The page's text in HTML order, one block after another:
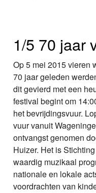
1/5 70 jaar
Op 5 mei 2015 vieren
70 jaar geleden
dit gevierd met een
festival begint om
het bevrijdingsvuur.
vuur vanuit
ontvangst genomen
Huizer. Het is
waardig muzikaal
nationale en lokale
voordrachten van